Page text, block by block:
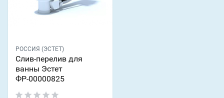
РОССИЯ (ЭСТЕТ)
Слив-перелив для
ванны Эстет
ФР-00000825